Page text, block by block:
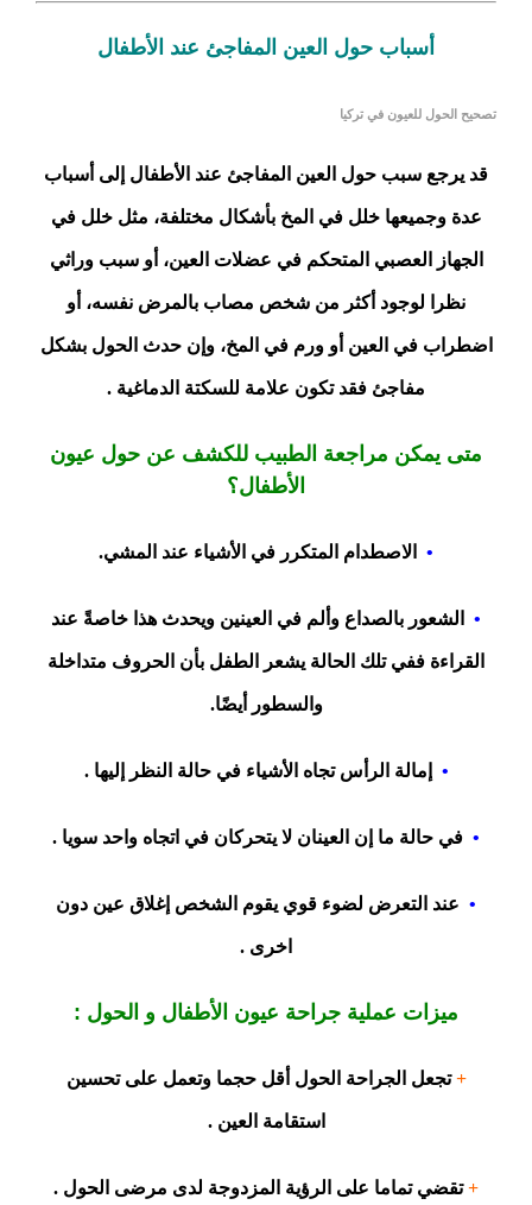
أسباب حول العين المفاجئ عند الأطفال
تصحيح الحول للعيون في تركيا
قد يرجع سبب حول العين المفاجئ عند الأطفال إلى أسباب
عدة وجميعها خلل في المخ بأشكال مختلفة، مثل خلل في
الجهاز العصبي المتحكم في عضلات العين، أو سبب وراثي
نظرا لوجود أكثر من شخص مصاب بالمرض نفسه، أو
اضطراب في العين أو ورم في المخ، وإن حدث الحول بشكل
مفاجئ فقد تكون علامة للسكتة الدماغية .
متى يمكن مراجعة الطبيب للكشف عن حول عيون
الأطفال؟
• الاصطدام المتكرر في الأشياء عند المشي.
• الشعور بالصداع وألم في العينين ويحدث هذا خاصةً عند
القراءة ففي تلك الحالة يشعر الطفل بأن الحروف متداخلة
والسطور أيضًا.
• إمالة الرأس تجاه الأشياء في حالة النظر إليها .
• في حالة ما إن العينان لا يتحركان في اتجاه واحد سويا .
• عند التعرض لضوء قوي يقوم الشخص إغلاق عين دون
اخرى .
ميزات عملية جراحة عيون الأطفال و الحول :
+تجعل الجراحة الحول أقل حجما وتعمل على تحسين
استقامة العين .
+تقضي تماما على الرؤية المزدوجة لدى مرضى الحول .